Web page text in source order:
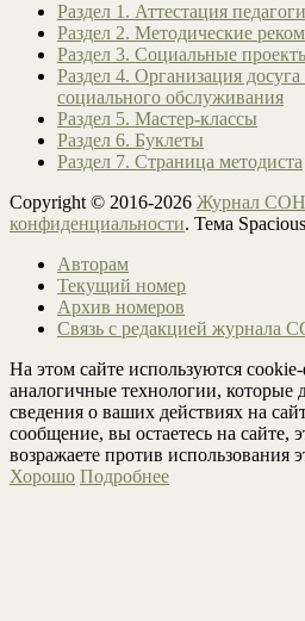
Раздел 1. Аттестация
Раздел 2. Методические
Раздел 3. Социальные
Раздел 4. Организация
социального обслуживания
Раздел 5. Мастер-классы
Раздел 6. Буклеты
Раздел 7. Страница методиста
Copyright © 2016-2026 Журнал
конфиденциальности. Тема
Авторам
Текущий номер
Архив номеров
Связь с редакцией журнала
На этом сайте используются
аналогичные технологии, которые
сведения о ваших действиях на
сообщение, вы остаетесь на сайте,
возражаете против использования
Хорошо Подробнее